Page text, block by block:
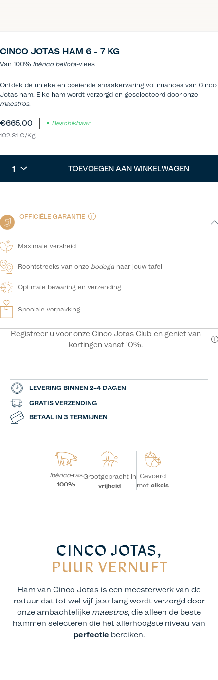
CINCO JOTAS HAM 6 - 7 KG
Van 100% Ibérico bellota-vlees
Ontdek de unieke en boeiende smaakervaring vol nuances van Cinco
Jotas ham. Elke ham wordt verzorgd en geselecteerd door onze
maestros.
€665.00
Beschikbaar
102,31 €/Kg
1 TOEVOEGEN AAN WINKELWAGEN
OFFICIËLE GARANTIE
Maximale versheid
Rechtstreeks van onze bodega naar jouw tafel
Optimale bewaring en verzending
Speciale verpakking
Registreer u voor onze Cinco Jotas Club en geniet van
kortingen vanaf 10%.
LEVERING BINNEN 2–4 DAGEN
GRATIS VERZENDING
BETAAL IN 3 TERMIJNEN
Ibérico-ras
100%
Grootgebracht in
vrijheid
Gevoerd
met eikels
CINCO JOTAS,
PUUR VERNUFT
Ham van Cinco Jotas is een meesterwerk van de
natuur dat tot wel vijf jaar lang wordt verzorgd door
onze ambachtelijke maestros, die alleen de beste
hammen selecteren die het allerhoogste niveau van
perfectie bereiken.